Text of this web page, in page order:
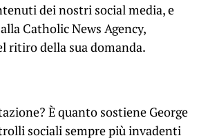
dei nostri social media, e
Catholic News Agency,
ritiro della sua domanda.
È quanto sostiene George
sociali sempre più invadenti